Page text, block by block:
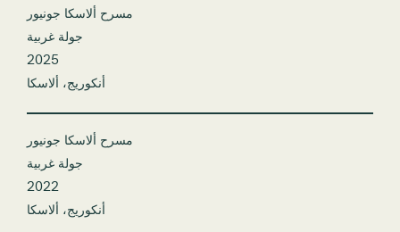
مسرح ألاسكا جونيور
جولة غربية
2025
أنكوريج، ألاسكا
مسرح ألاسكا جونيور
جولة غربية
2022
أنكوريج، ألاسكا